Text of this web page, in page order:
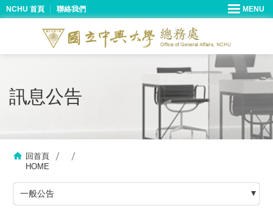
NCHU 首頁 聯絡我們
訊息公告
回首頁
HOME
一般公告